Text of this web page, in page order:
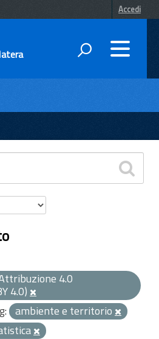
Accedi
4.0
4.0)
ambiente e territorio